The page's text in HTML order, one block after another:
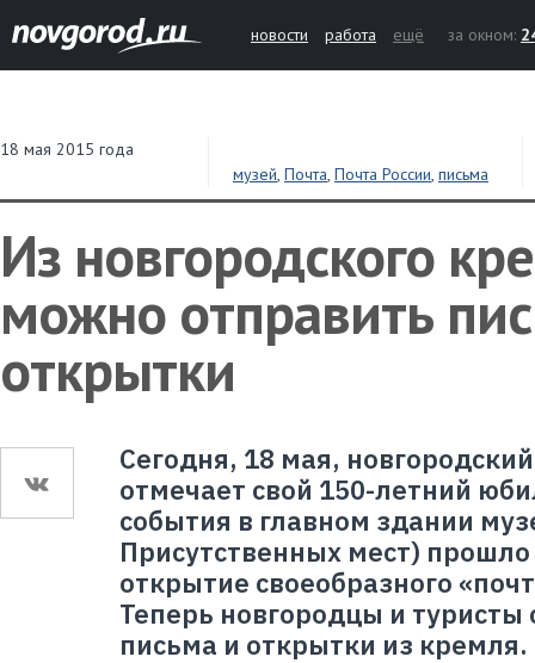
новости работа ещё за окном:
18 мая 2015 года
музей, Почта, Почта России, письма
Из новгородского
можно отправить
открытки
Сегодня, 18 мая,
отмечает свой 150-летний
события в главном здании
Присутственных мест)
открытие своеобразного
Теперь новгородцы и туристы
письма и открытки из кремля.